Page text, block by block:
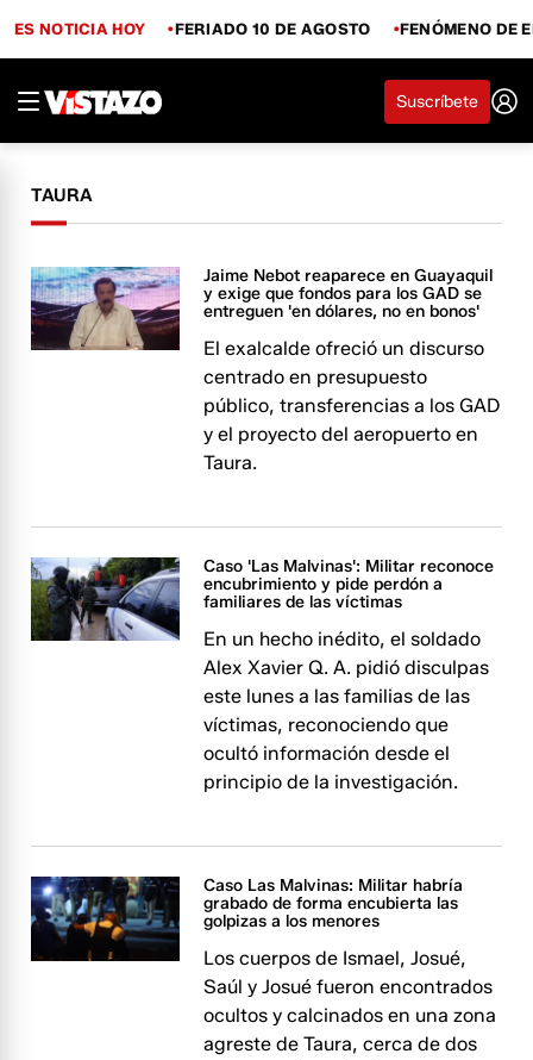
ES NOTICIA HOY FERIADO 10 DE AGOSTO FENÓMENO DE
Suscríbete
TAURA
Jaime Nebot reaparece en Guayaquil
y exige que fondos para los GAD se
entreguen 'en dólares, no en bonos'
El exalcalde ofreció un discurso
centrado en presupuesto
público, transferencias a los GAD
y el proyecto del aeropuerto en
Taura.
Caso 'Las Malvinas': Militar reconoce
encubrimiento y pide perdón a
familiares de las víctimas
En un hecho inédito, el soldado
Alex Xavier Q. A. pidió disculpas
este lunes a las familias de las
víctimas, reconociendo que
ocultó información desde el
principio de la investigación.
Caso Las Malvinas: Militar habría
grabado de forma encubierta las
golpizas a los menores
Los cuerpos de Ismael, Josué,
Saúl y Josué fueron encontrados
ocultos y calcinados en una zona
agreste de Taura, cerca de dos